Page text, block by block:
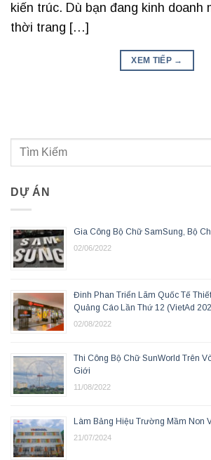
kiến trúc. Dù bạn đang kinh doanh
thời trang […]
XEM TIẾP →
DỰ ÁN
Gia Công Bộ Chữ SamSung, Bộ
02/06/2022
Đinh Phan Triển Lãm Quốc Tế
Quảng Cáo Lần Thứ 12 (VietAd
02/08/2022
Thi Công Bộ Chữ SunWorld Trên
Giới
11/08/2022
Làm Bảng Hiệu Trường Mầm Non
21/07/2024